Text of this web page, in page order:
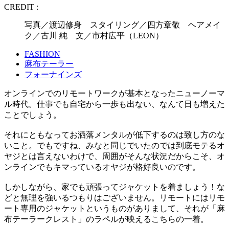
CREDIT :
写真／渡辺修身 スタイリング／四方章敬 ヘアメイ
ク／古川 純 文／市村広平（LEON）
FASHION
麻布テーラー
フォーナインズ
オンラインでのリモートワークが基本となったニューノーマ
ル時代。仕事でも自宅から一歩も出ない、なんて日も増えた
ことでしょう。
それにともなってお洒落メンタルが低下するのは致し方のな
いこと。でもですね、みなと同じでいたのでは到底モテるオ
ヤジとは言えないわけで、周囲がそんな状況だからこそ、オ
ンラインでもキマっているオヤジが格好良いのです。
しかしながら、家でも頑張ってジャケットを着ましょう！な
どと無理を強いるつもりはございません。リモートにはリモ
ート専用のジャケットというものがありまして、それが「麻
布テーラークレスト」のラペルが映えるこちらの一着。